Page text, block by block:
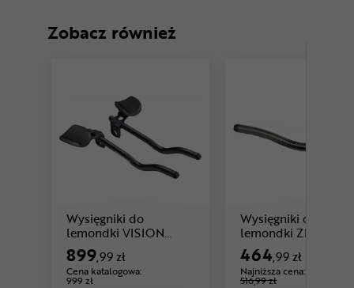
Zobacz również
Wysięgniki do
lemondki VISION
Trimax Clip-On JS-
Bend
899,99 zł
Cena katalogowa:
999 zł
Wysięgniki do
lemondki ZIPP Vuka
Carbon
464,99 zł
Najniższa cena:
516,99 zł